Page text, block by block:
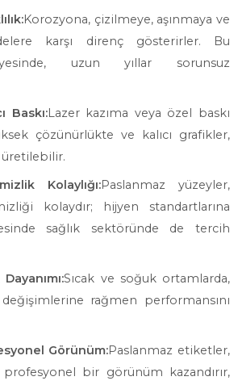
Korozyona, çizilmeye, aşınmaya ve
karşı direnç gösterirler. Bu
uzun yıllar sorunsuz
Baskı:Lazer kazıma veya özel baskı
çözünürlükte ve kalıcı grafikler,
üretilebilir.
Kolaylığı:Paslanmaz yüzeyler,
kolaydır; hijyen standartlarına
sağlık sektöründe de tercih
Sıcak ve soğuk ortamlarda,
değişimlerine rağmen performansını
Görünüm:Paslanmaz etiketler,
bir görünüm kazandırır,